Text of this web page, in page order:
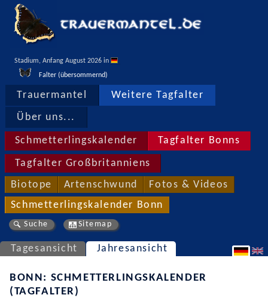
Stadium, Anfang August 2026 in
Falter (übersommernd)
Trauermantel Weitere Tagfalter
Über uns...
Schmetterlingskalender Tagfalter Bonns
Tagfalter Großbritanniens
Biotope Artenschwund Fotos & Videos
Schmetterlingskalender Bonn
Suche Sitemap
Tagesansicht Jahresansicht
BONN: SCHMETTERLINGSKALENDER
(TAGFALTER)